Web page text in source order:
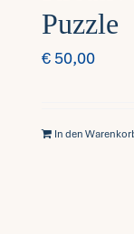
Puzzle
€ 50,00
In den